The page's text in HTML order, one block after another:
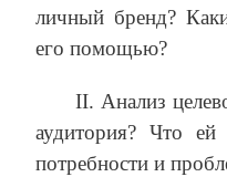
личный бренд?
его помощью?
II. Анализ
аудитория? Что
потребности и